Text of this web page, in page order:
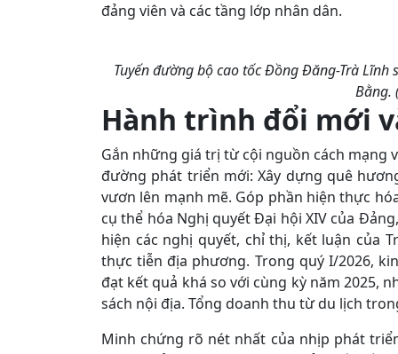
đảng viên và các tầng lớp nhân dân.
Tuyến đường bộ cao tốc Đồng Đăng-Trà
Bằng.
Hành trình đổi mới
Gắn những giá trị từ cội nguồn cách mạng
đường phát triển mới: Xây dựng quê
vươn lên mạnh mẽ. Góp phần hiện thực
cụ thể hóa Nghị quyết Đại hội XIV của
hiện các nghị quyết, chỉ thị, kết luận của
thực tiễn địa phương. Trong quý I/2026,
đạt kết quả khá so với cùng kỳ năm 2025,
sách nội địa. Tổng doanh thu từ du lịch
Minh chứng rõ nét nhất của nhịp phát